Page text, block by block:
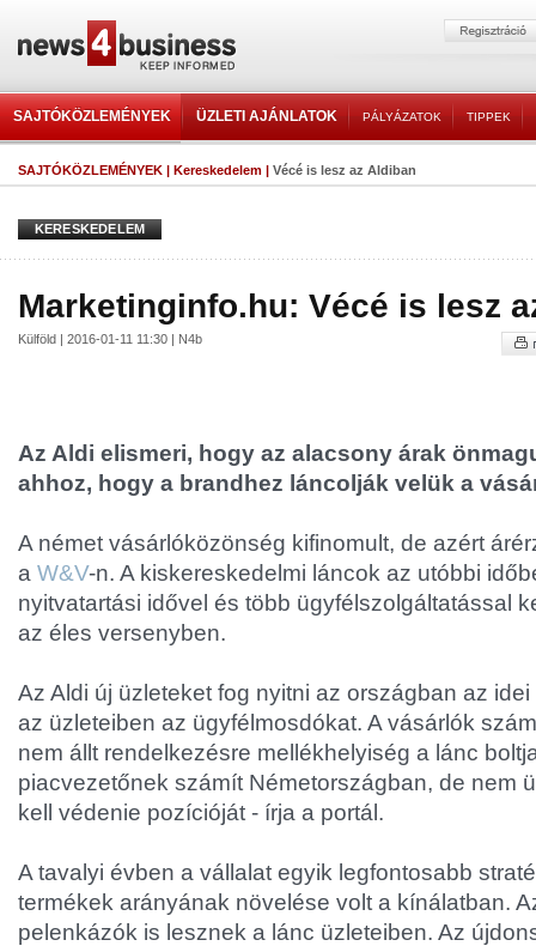
SAJTÓKÖZLEMÉNYEK ÜZLETI AJÁNLATOK PÁLYÁZATOK TIPPEK
SAJTÓKÖZLEMÉNYEK | Kereskedelem | Vécé is lesz az Aldiban
KERESKEDELEM
Marketinginfo.hu: Vécé is lesz
Külföld | 2016-01-11 11:30 | N4b
Az Aldi elismeri, hogy az alacsony árak
ahhoz, hogy a brandhez láncolják velük a
A német vásárlóközönség kifinomult, de azért
a W&V-n. A kiskereskedelmi láncok az utóbbi
nyitvatartási idővel és több ügyfélszolgáltatással
az éles versenyben.
Az Aldi új üzleteket fog nyitni az országban az
az üzleteiben az ügyfélmosdókat. A vásárlók
nem állt rendelkezésre mellékhelyiség a lánc
piacvezetőnek számít Németországban, de nem
kell védenie pozícióját - írja a portál.
A tavalyi évben a vállalat egyik legfontosabb
termékek arányának növelése volt a kínálatban.
pelenkázók is lesznek a lánc üzleteiben. Az